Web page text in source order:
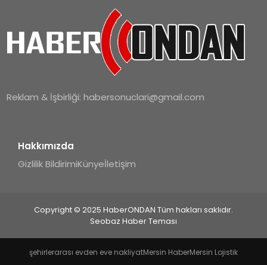
Reklam & İşbirliği:habersonuclari@gmail.com
Hakkımızda
Gizlilik BildirimiKünyeİletişim
Copyright © 2025 HaberONDAN Tüm hakları saklıdır.
Seobaz Haber Teması
şehirlerarası evden eve nakliyatMersin HaberMersin Lojistik